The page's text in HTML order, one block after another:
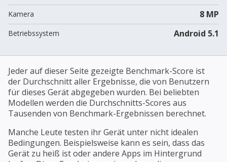
Kamera 8 MP
Betriebssystem Android 5.1
Jeder auf dieser Seite gezeigte Benchmark-Score ist
der Durchschnitt aller Ergebnisse, die von Benutzern
für dieses Gerät abgegeben wurden. Bei beliebten
Modellen werden die Durchschnitts-Scores aus
Tausenden von Benchmark-Ergebnissen berechnet.
Manche Leute testen ihr Gerät unter nicht idealen
Bedingungen. Beispielsweise kann es sein, dass das
Gerät zu heiß ist oder andere Apps im Hintergrund